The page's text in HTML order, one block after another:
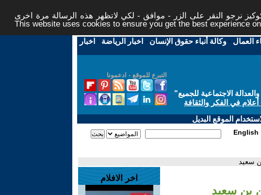
نرجو النقر على الزر - موافق - لكي لاتظهر هذه الرسالة مرة اخرى -
This website uses cookies to ensure you get the best experience
العمال -وكالة أنباء حقوق الإنسان - اخبار الرياضة - اخبار
التبرع للموقع - ادعمونا
الاجتماعية للجميع"
في الفكر والثقافة
الموقع البديل
English
سعيد
بن سعيد
اخر الافلام